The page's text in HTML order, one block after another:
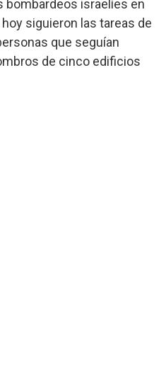
bombardeos israelíes en
siguieron las tareas de
que seguían
de cinco edificios